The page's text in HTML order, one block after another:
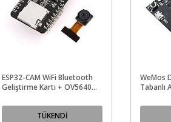
ESP32-CAM WiFi Bluetooth
Geliştirme Kartı + OV5640
TÜKENDİ
WeMos
Tabanlı